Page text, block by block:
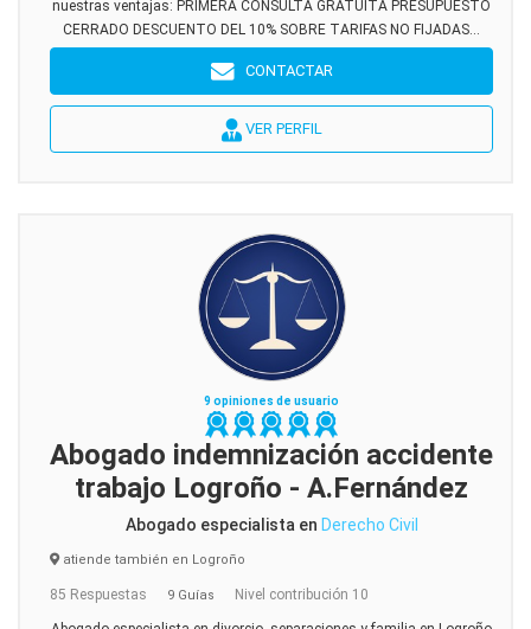
nuestras ventajas: PRIMERA CONSULTA GRATUITA PRESUPUESTO
CERRADO DESCUENTO DEL 10% SOBRE TARIFAS NO FIJADAS...
CONTACTAR
VER PERFIL
9 opiniones de usuario
Abogado indemnización accidente
trabajo Logroño - A.Fernández
Abogado especialista en Derecho Civil
atiende también en Logroño
85 Respuestas 9 Guías Nivel contribución 10